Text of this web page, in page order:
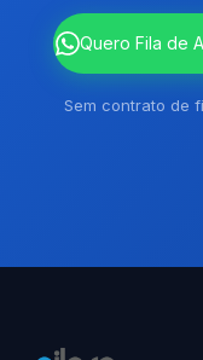
` Quero Fila de
Sem contrato de